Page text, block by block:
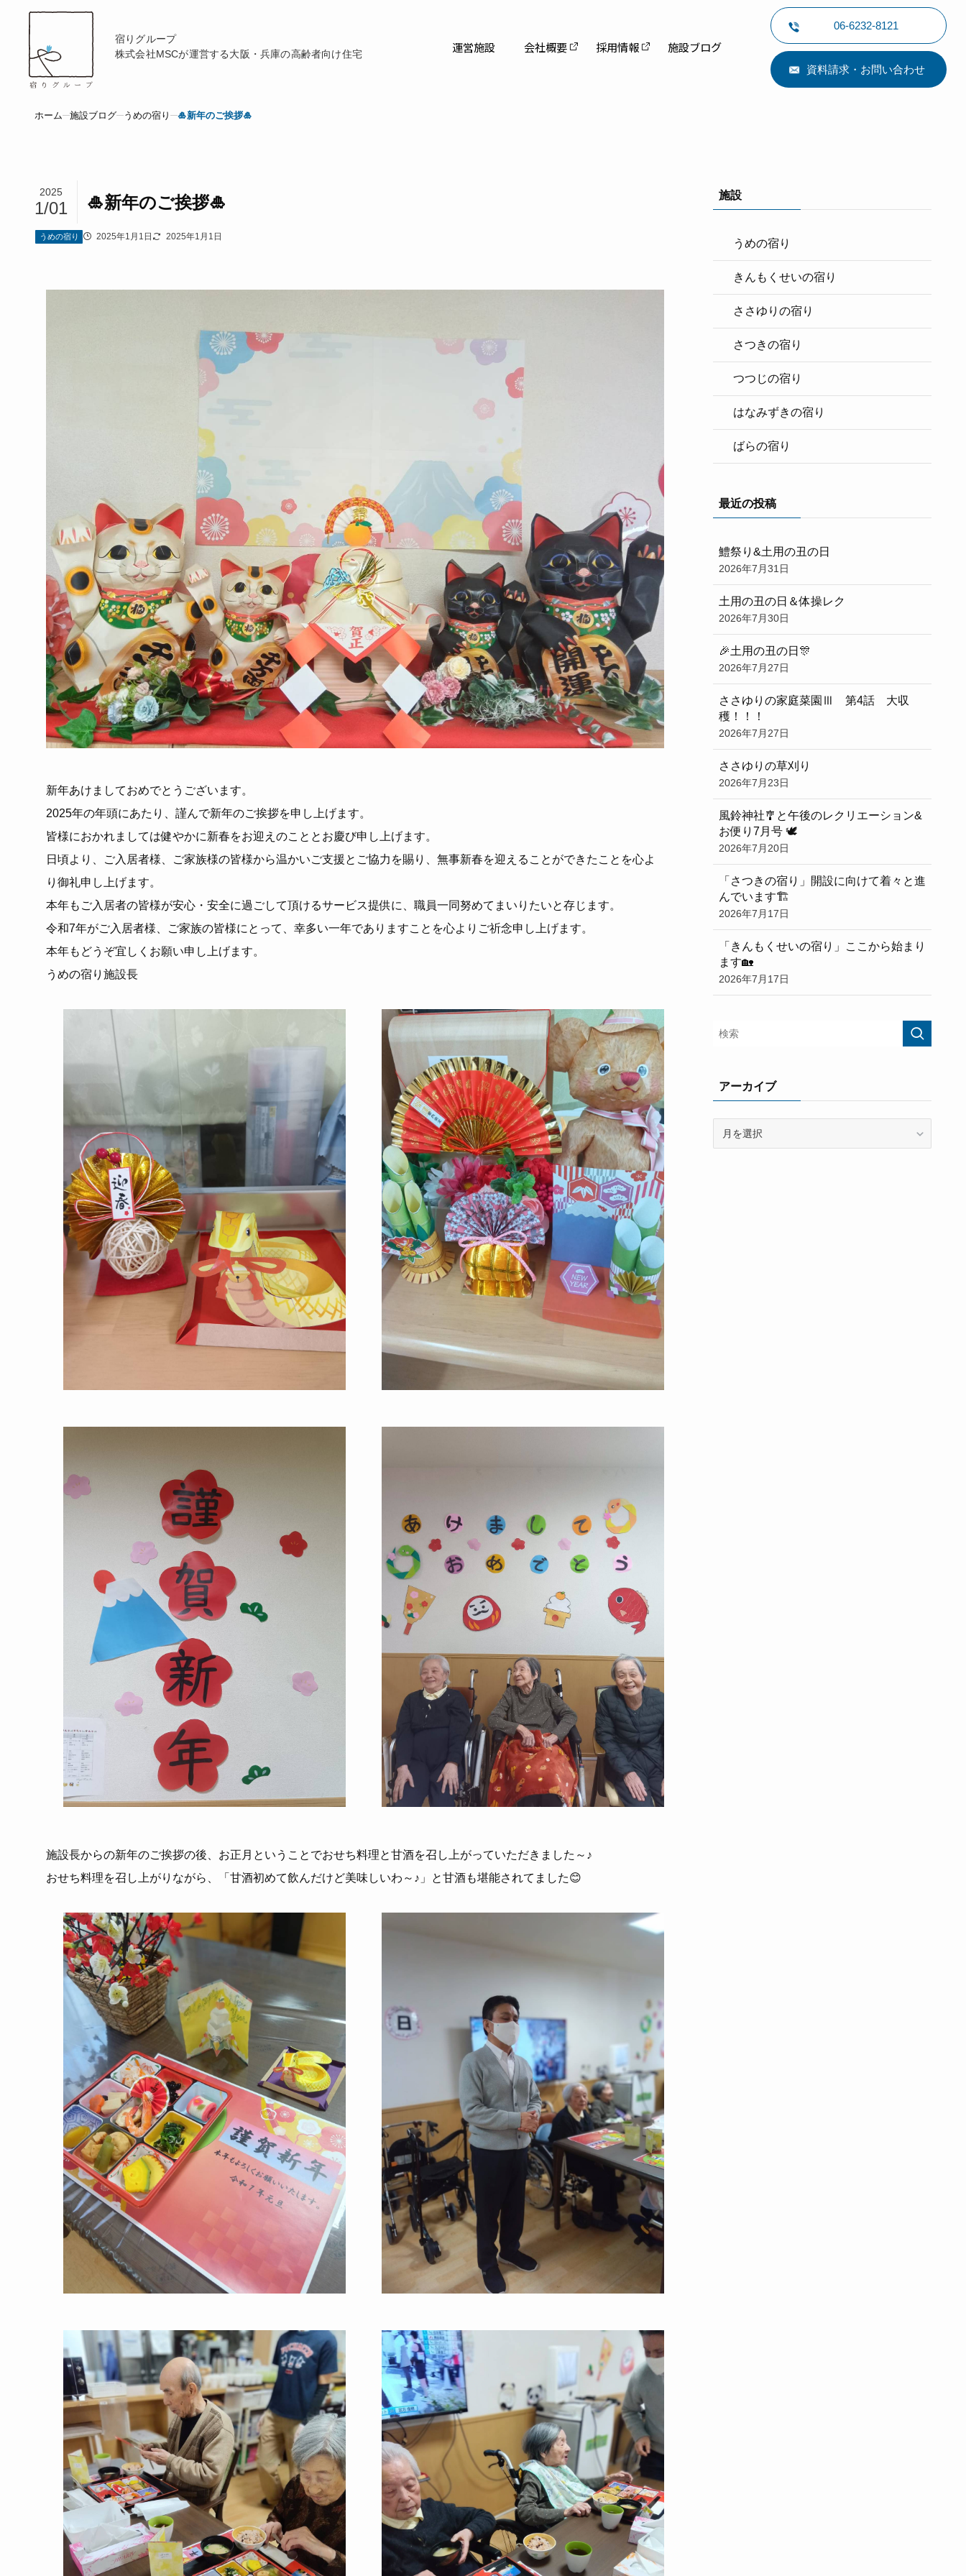
宿りグループ
株式会社MSCが運営する 大阪・兵庫の高齢者向け住宅
06-6232-8121
資料請求・お問い合わせ
運営施設 会社概要 採用情報 施設ブログ
ホーム 施設ブログ うめの宿り 🎍新年のご挨拶🎍
🎍新年のご挨拶🎍
2025
1/01
うめの宿り 2025年1月1日 2025年1月1日
新年あけましておめでとうございます。
2025年の年頭にあたり、謹んで新年のご挨拶を申し上げます。
皆様におかれましては健やかに新春をお迎えのこととお慶び申し上げます。
日頃より、ご入居者様、ご家族様の皆様から温かいご支援とご協力を賜り、無事新春を迎えることができたことを心よ
り御礼申し上げます。
本年もご入居者の皆様が安心・安全に過ごして頂けるサービス提供に、職員一同努めてまいりたいと存じます。
令和7年がご入居者様、ご家族の皆様にとって、幸多い一年でありますことを心よりご祈念申し上げます。
本年もどうぞ宜しくお願い申し上げます。
うめの宿り施設長
施設長からの新年のご挨拶の後、お正月ということでおせち料理と甘酒を召し上がっていただきました～♪
おせち料理を召し上がりながら、「甘酒初めて飲んだけど美味しいわ～♪」と甘酒も堪能されてました😊
施設
うめの宿り
きんもくせいの宿り
ささゆりの宿り
さつきの宿り
つつじの宿り
はなみずきの宿り
ばらの宿り
最近の投稿
鱧祭り&土用の丑の日
2026年7月31日
土用の丑の日＆体操レク
2026年7月30日
🎉土用の丑の日🎊
2026年7月27日
ささゆりの家庭菜園Ⅲ 第4話 大収
穫！！！
2026年7月27日
ささゆりの草刈り
2026年7月23日
風鈴神社🎐と午後のレクリエーション&
お便り7月号 🕊
2026年7月20日
「さつきの宿り」開設に向けて着々と進
んでいます🏗️
2026年7月17日
「きんもくせいの宿り」ここから始まり
ます🏡
2026年7月17日
アーカイブ